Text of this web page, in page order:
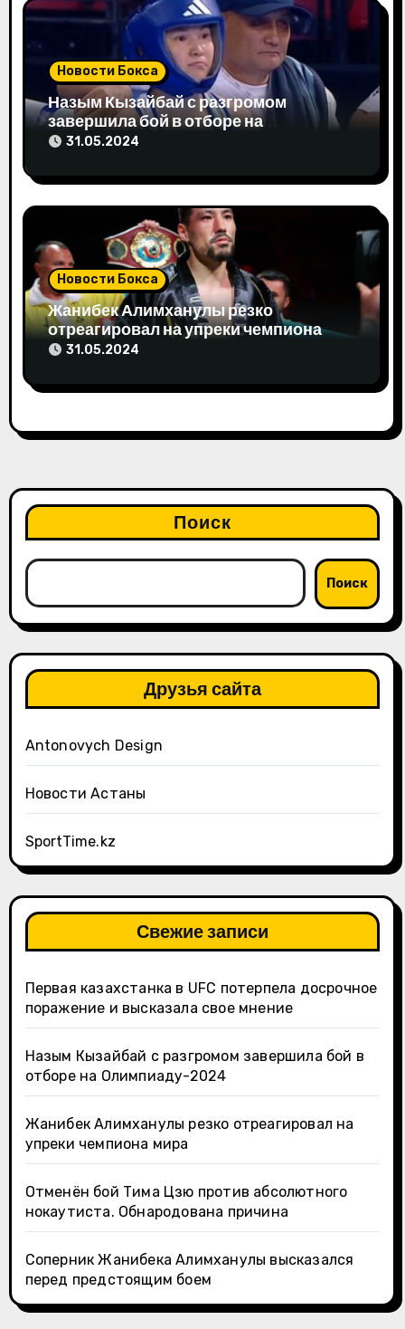
с
я
м
Новости Бокса
Назым Кызайбай с разгромом
завершила бой в отборе на
Олимпиаду-2024
31.05.2024
Новости Бокса
Жанибек Алимханулы резко
отреагировал на упреки чемпиона
мира
31.05.2024
Поиск
Поиск
Друзья сайта
Antonovych Design
Новости Астаны
SportTime.kz
Свежие записи
Первая казахстанка в UFC потерпела досрочное
поражение и высказала свое мнение
Назым Кызайбай с разгромом завершила бой в
отборе на Олимпиаду-2024
Жанибек Алимханулы резко отреагировал на
упреки чемпиона мира
Отменён бой Тима Цзю против абсолютного
нокаутиста. Обнародована причина
Соперник Жанибека Алимханулы высказался
перед предстоящим боем